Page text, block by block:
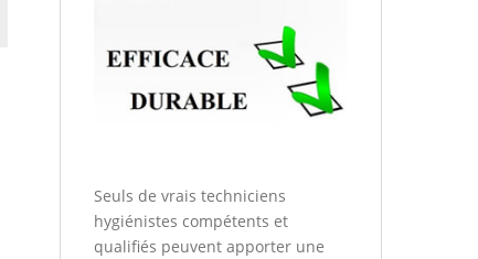
Seuls de vrais techniciens
hygiénistes compétents et
qualifiés peuvent apporter une